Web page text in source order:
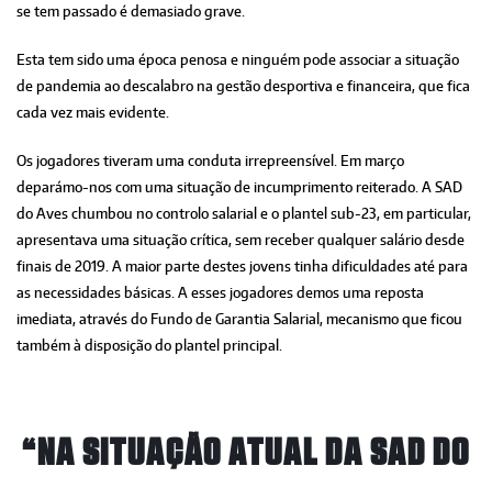
se tem passado é demasiado grave.
Esta tem sido uma época penosa e ninguém pode associar a situação
de pandemia ao descalabro na gestão desportiva e financeira, que fica
cada vez mais evidente.
Os jogadores tiveram uma conduta irrepreensível. Em março
deparámo-nos com uma situação de incumprimento reiterado. A SAD
do Aves chumbou no controlo salarial e o plantel sub-23, em particular,
apresentava uma situação crítica, sem receber qualquer salário desde
finais de 2019. A maior parte destes jovens tinha dificuldades até para
as necessidades básicas. A esses jogadores demos uma reposta
imediata, através do Fundo de Garantia Salarial, mecanismo que ficou
também à disposição do plantel principal.
“NA SITUAÇÃO ATUAL DA SAD DO